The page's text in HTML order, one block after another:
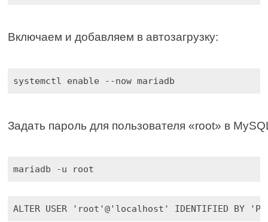
Включаем и добавляем в автозагрузку:
systemctl enable --now mariadb
Задать пароль для пользователя «root» в
mariadb -u root
ALTER USER 'root'@'localhost' IDENTIFIED BY